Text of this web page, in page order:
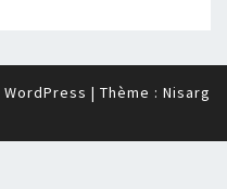
WordPress | Thème : Nisarg